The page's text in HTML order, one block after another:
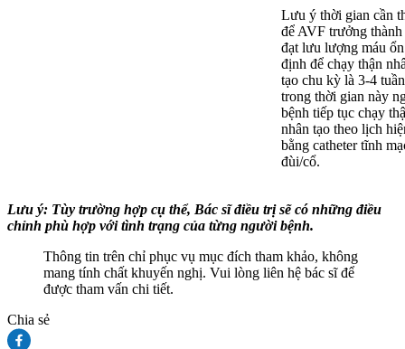
Lưu ý thời gian cần
để AVF trưởng thành
đạt lưu lượng máu ổn
định để chạy thận
tạo chu kỳ là 3-4
trong thời gian này
bệnh tiếp tục chạy
nhân tạo theo lịch
bằng catheter tĩnh
đùi/cổ.
Lưu ý: Tùy trường hợp cụ thể, Bác sĩ điều trị sẽ có những điều
chỉnh phù hợp với tình trạng của từng người bệnh.
Thông tin trên chỉ phục vụ mục đích tham khảo, không
mang tính chất khuyến nghị. Vui lòng liên hệ bác sĩ để
được tham vấn chi tiết.
Chia sẻ